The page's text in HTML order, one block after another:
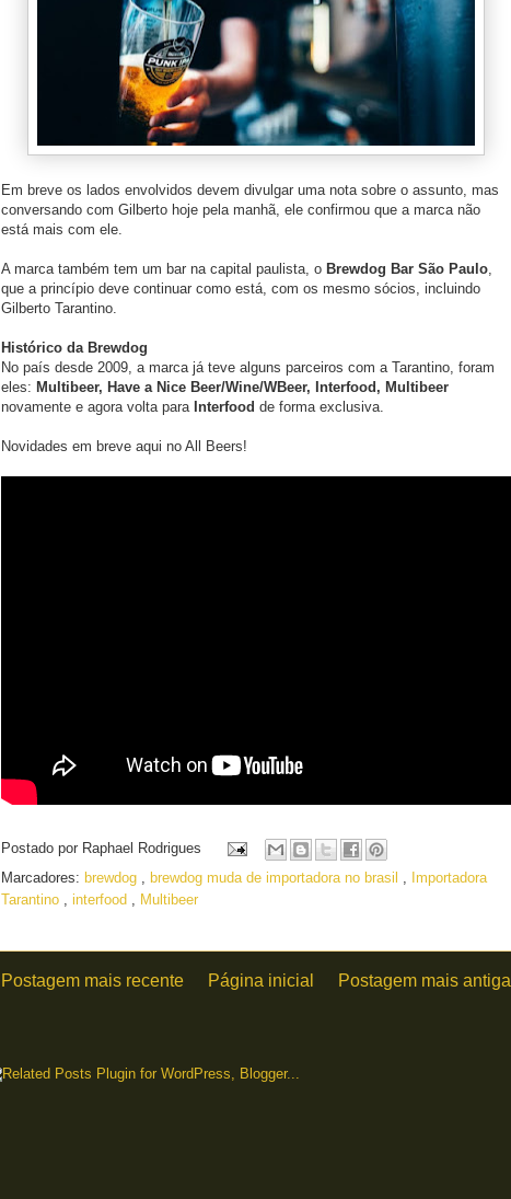
Em breve os lados envolvidos devem divulgar uma nota sobre o assunto, mas
conversando com Gilberto hoje pela manhã, ele confirmou que a marca não
está mais com ele.
A marca também tem um bar na capital paulista, o Brewdog Bar São Paulo,
que a princípio deve continuar como está, com os mesmo sócios, incluindo
Gilberto Tarantino.
Histórico da Brewdog
No país desde 2009, a marca já teve alguns parceiros com a Tarantino, foram
eles: Multibeer, Have a Nice Beer/Wine/WBeer, Interfood, Multibeer
novamente e agora volta para Interfood de forma exclusiva.
Novidades em breve aqui no All Beers!
Postado por Raphael Rodrigues
Marcadores: brewdog , brewdog muda de importadora no brasil , Importadora
Tarantino , interfood , Multibeer
Postagem mais recente Postagem mais antiga
Página inicial